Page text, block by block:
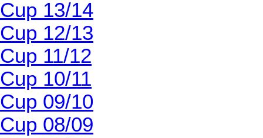
Cup 13/14
Cup 12/13
Cup 11/12
Cup 10/11
Cup 09/10
Cup 08/09